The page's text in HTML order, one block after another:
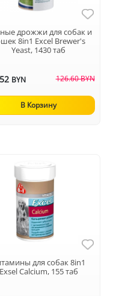
дрожжи для собак и
8in1 Excel Brewer's
Yeast, 1430 таб
BYN 126.60 BYN
В Корзину
для собак 8in1
Exsel Calcium, 155 таб